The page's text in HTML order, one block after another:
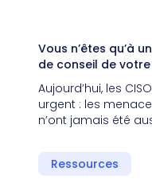
Vous n’êtes qu’à
de conseil de
Aujourd’hui, les
urgent : les
n’ont jamais été
Ressources